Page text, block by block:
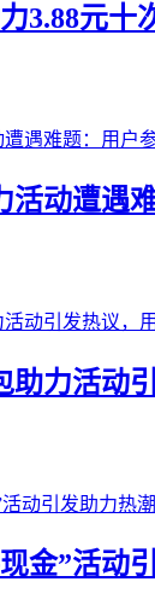
3.88元十
活动遭遇
助力活动
金”活动